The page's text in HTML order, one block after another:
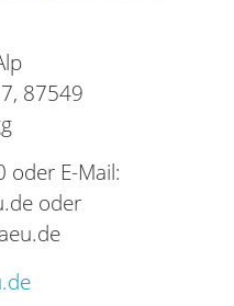
87549
oder E-Mail:
oder